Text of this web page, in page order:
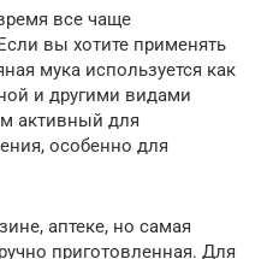
все чаще
вы хотите применять
мука используется как
и другими видами
активный для
особенно для
аптеке, но самая
приготовленная. Для